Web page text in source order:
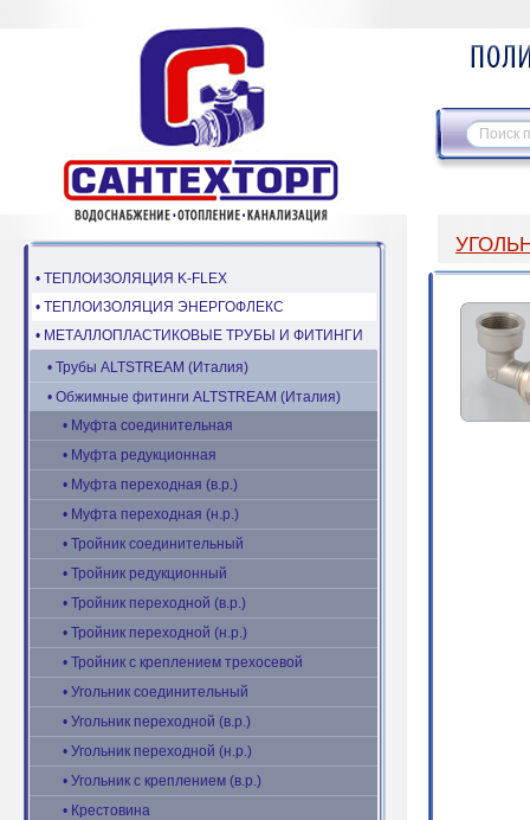
• ТЕПЛОИЗОЛЯЦИЯ K-FLEX
• ТЕПЛОИЗОЛЯЦИЯ ЭНЕРГОФЛЕКС
• МЕТАЛЛОПЛАСТИКОВЫЕ ТРУБЫ И ФИТИНГИ
• Трубы ALTSTREAM (Италия)
• Обжимные фитинги ALTSTREAM (Италия)
• Муфта соединительная
• Муфта редукционная
• Муфта переходная (в.р.)
• Муфта переходная (н.р.)
• Тройник соединительный
• Тройник редукционный
• Тройник переходной (в.р.)
• Тройник переходной (н.р.)
• Тройник с креплением трехосевой
• Угольник соединительный
• Угольник переходной (в.р.)
• Угольник переходной (н.р.)
• Угольник с креплением (в.р.)
• Крестовина